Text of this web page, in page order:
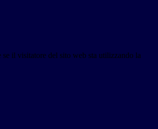
il visitatore del sito web sta utilizzando la